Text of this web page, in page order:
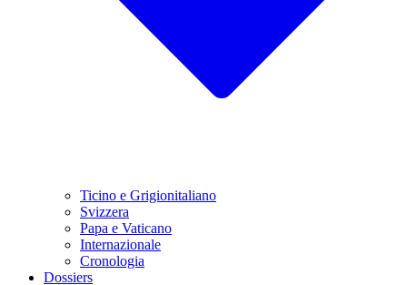
Ticino e Grigionitaliano
Svizzera
Papa e Vaticano
Internazionale
Cronologia
Dossiers